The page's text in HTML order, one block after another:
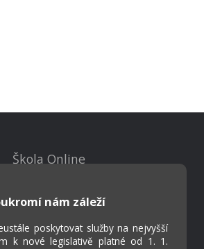
nám záleží
poskytovat služby na nejvyšší
k nové legislativě platné od 1. 1.
Škola Online
Kontakty
Projekty